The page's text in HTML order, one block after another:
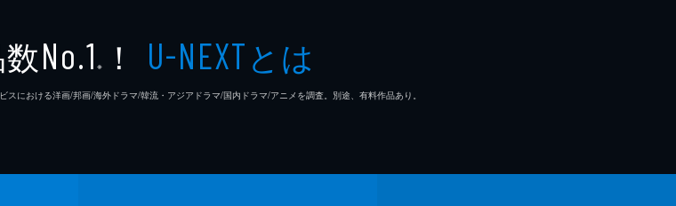
No.1 ※ ！ U-NEXTとは
における洋画/邦画/海外ドラマ/韓流・アジアドラマ/国内ドラマ/アニメを調査。別途、有料作品あり。